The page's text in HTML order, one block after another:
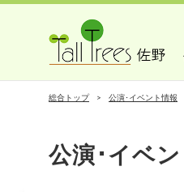
総合トップ 公演･イベント情報
公演･イベ